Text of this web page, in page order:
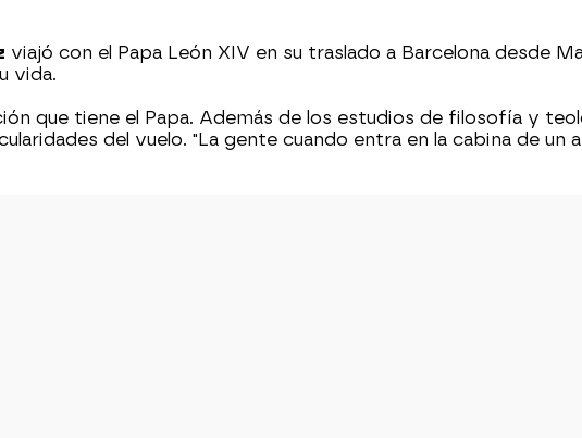
viajó con el Papa León XIV en su traslado a Barcelona desde
vida.
que tiene el Papa. Además de los estudios de filosofía y
del vuelo. "La gente cuando entra en la cabina de